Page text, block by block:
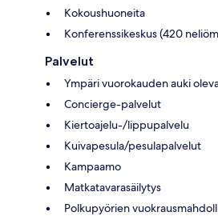
Kokoushuoneita
Konferenssikeskus (420
Palvelut
Ympäri vuorokauden auki
Concierge-palvelut
Kiertoajelu-/lippupalvelu
Kuivapesula/pesulapalvelut
Kampaamo
Matkatavarasäilytys
Polkupyörien